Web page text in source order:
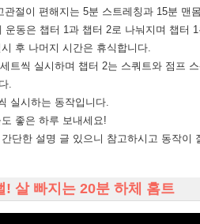
관절이 편해지는 5분 스트레칭과 15분 맨
운동은 챕터 1과 챕터 2로 나눠지며 챕터
후 나머지 시간은 휴식합니다.
트씩 실시하며 챕터 2는 스쿼트와 점프
.
실시하는 동작입니다.
좋은 하루 보내세요!
단한 설명 글 있으니 참고하시고 동작이
! 살 빠지는 20분 하체 홈트